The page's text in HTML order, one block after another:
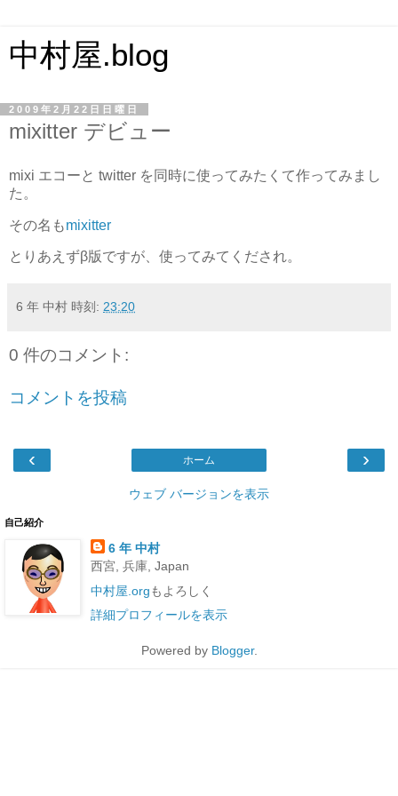
中村屋.blog
2009年2月22日日曜日
mixitter デビュー
mixi エコーと twitter を同時に使ってみたくて作ってみまし
た。
その名もmixitter
とりあえずβ版ですが、使ってみてくだされ。
6 年 中村 時刻: 23:20
0 件のコメント:
コメントを投稿
‹ ›
ホーム
ウェブ バージョンを表示
自己紹介
6 年 中村
西宮, 兵庫, Japan
中村屋.orgもよろしく
詳細プロフィールを表示
Powered by Blogger.